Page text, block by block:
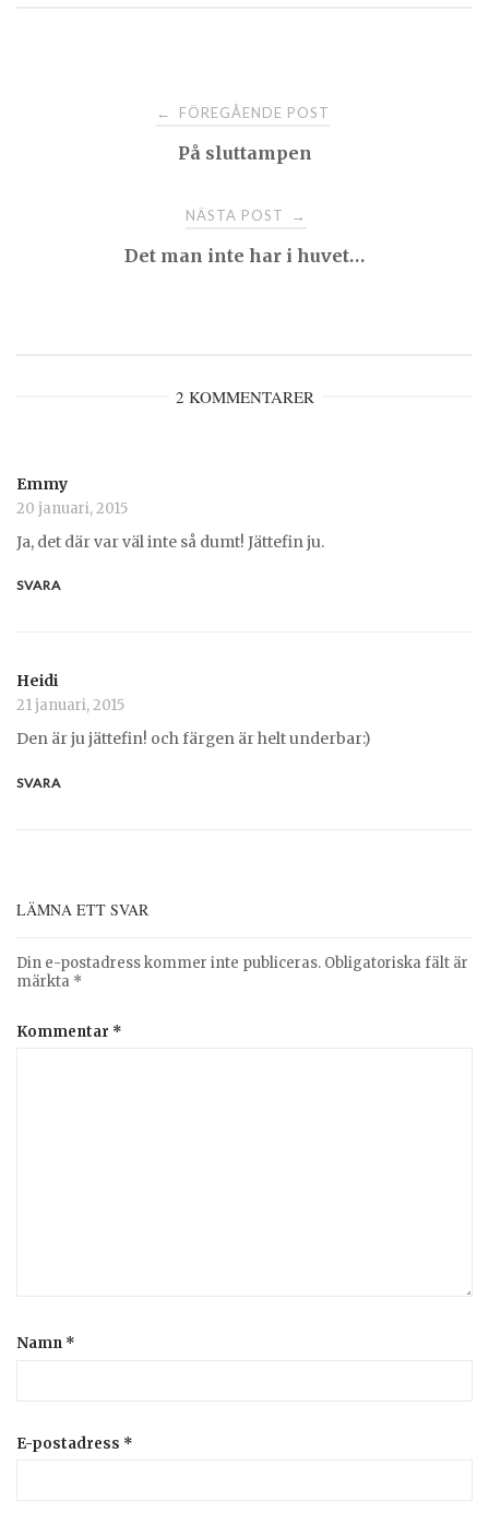
← FÖREGÅENDE POST
På sluttampen
NÄSTA POST →
Det man inte har i huvet…
2 KOMMENTARER
Emmy
20 januari, 2015
Ja, det där var väl inte så dumt! Jättefin ju.
SVARA
Heidi
21 januari, 2015
Den är ju jättefin! och färgen är helt underbar:)
SVARA
LÄMNA ETT SVAR
Din e-postadress kommer inte publiceras. Obligatoriska fält är
märkta *
Kommentar *
Namn *
E-postadress *